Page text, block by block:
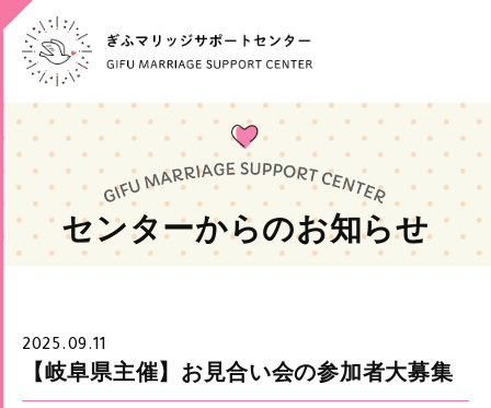
センターからのお知らせ
2025.09.11
【岐阜県主催】お見合い会の参加者大募集